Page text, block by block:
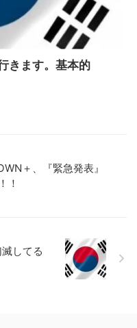
きます。基本的
＋、『緊急発表』
！
してる